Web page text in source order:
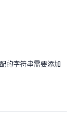
的字符串需要添加